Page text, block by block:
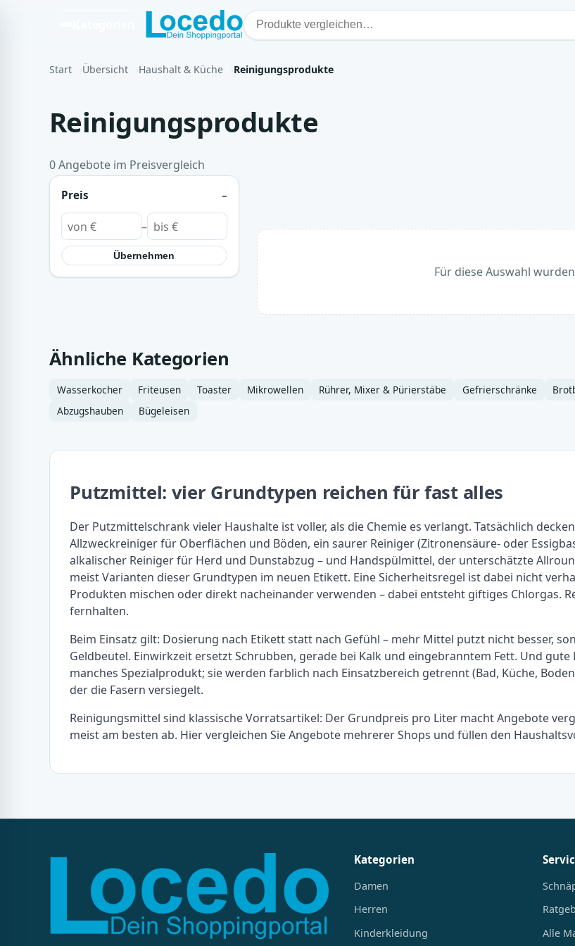
Start Übersicht Haushalt & Küche Reinigungsprodukte
Reinigungsprodukte
0 Angebote im Preisvergleich
Preis
–
Übernehmen
Für diese Auswahl
Ähnliche Kategorien
Wasserkocher Friteusen Toaster Mikrowellen Rührer, Mixer & Pürierstäbe Gefrierschränke
Abzugshauben
Bügeleisen
Putzmittel: vier Grundtypen reichen für fast alles
Der Putzmittelschrank vieler Haushalte ist voller, als die Chemie es verlangt. Tatsächlich
Allzweckreiniger für Oberflächen und Böden, ein saurer Reiniger (Zitronensäure- oder
alkalischer Reiniger für Herd und Dunstabzug – und Handspülmittel, der unterschätzte
meist Varianten dieser Grundtypen im neuen Etikett. Eine Sicherheitsregel ist dabei nicht
Produkten mischen oder direkt nacheinander verwenden – dabei entsteht giftiges Chlorgas.
fernhalten.
Beim Einsatz gilt: Dosierung nach Etikett statt nach Gefühl – mehr Mittel putzt nicht besser,
Geldbeutel. Einwirkzeit ersetzt Schrubben, gerade bei Kalk und eingebranntem Fett. Und
manches Spezialprodukt; sie werden farblich nach Einsatzbereich getrennt (Bad, Küche,
der die Fasern versiegelt.
Reinigungsmittel sind klassische Vorratsartikel: Der Grundpreis pro Liter macht Angebote
meist am besten ab. Hier vergleichen Sie Angebote mehrerer Shops und füllen den
Kategorien
Damen
Herren
Kinderkleidung
Alle